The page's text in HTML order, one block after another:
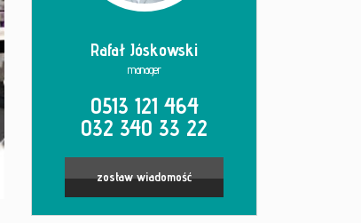
Rafał Jóskowski
manager
0513 121 464
032 340 33 22
zostaw wiadomość